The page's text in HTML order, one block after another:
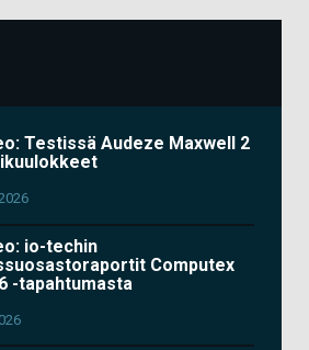
Testissä Audeze Maxwell 2
io-techin
Computex
-tapahtumasta